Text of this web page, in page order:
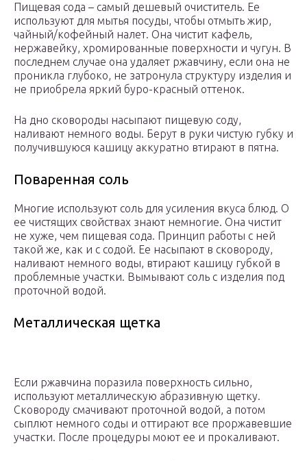
Пищевая сода – самый дешевый очиститель. Ее
используют для мытья посуды, чтобы отмыть жир,
чайный/кофейный налет. Она чистит кафель,
нержавейку, хромированные поверхности и чугун. В
последнем случае она удаляет ржавчину, если она не
проникла глубоко, не затронула структуру изделия и
не приобрела яркий буро-красный оттенок.
На дно сковороды насыпают пищевую соду,
наливают немного воды. Берут в руки чистую губку и
получившуюся кашицу аккуратно втирают в пятна.
Поваренная соль
Многие используют соль для усиления вкуса блюд. О
ее чистящих свойствах знают немногие. Она чистит
не хуже, чем пищевая сода. Принцип работы с ней
такой же, как и с содой. Ее насыпают в сковороду,
наливают немного воды, втирают кашицу губкой в
проблемные участки. Вымывают соль с изделия под
проточной водой.
Металлическая щетка
Если ржавчина поразила поверхность сильно,
используют металлическую абразивную щетку.
Сковороду смачивают проточной водой, а потом
сыплют немного соды и оттирают все проржавевшие
участки. После процедуры моют ее и прокаливают.